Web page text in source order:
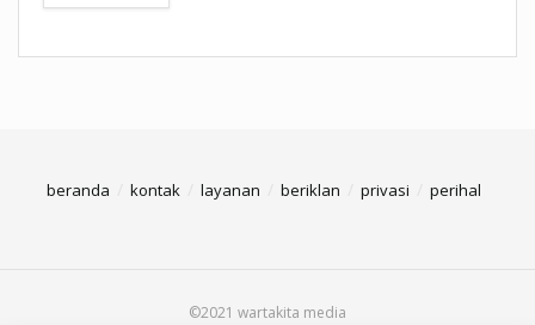
beranda kontak layanan beriklan privasi perihal
©2021 wartakita media